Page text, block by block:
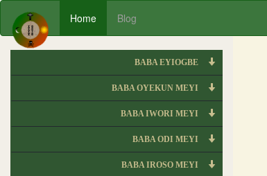
Home Blog
BABA EYIOGBE
BABA OYEKUN MEYI
BABA IWORI MEYI
BABA ODI MEYI
BABA IROSO MEYI